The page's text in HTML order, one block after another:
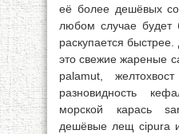
её более дешёвых
любом случае будет
раскупается
это свежие жареные
palamut,
разновидность
морской карась
дешёвые лещ cipura